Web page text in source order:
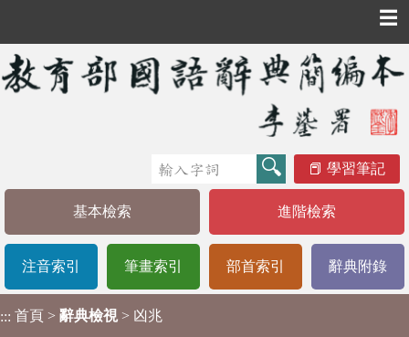
☰
學習筆記
基本檢索 進階檢索
注音索引 筆畫索引 部首索引 辭典附錄
::: 首頁 > 辭典檢視 > 凶兆